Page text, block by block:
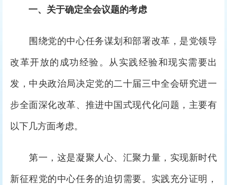
一、关于确定全会议题的考虑
围绕党的中心任务谋划和部署改革，是党领导
改革开放的成功经验。从实践经验和现实需要出
发，中央政治局决定党的二十届三中全会研究进一
步全面深化改革、推进中国式现代化问题，主要有
以下几方面考虑。
第一，这是凝聚人心、汇聚力量，实现新时代
新征程党的中心任务的迫切需要。实践充分证明，